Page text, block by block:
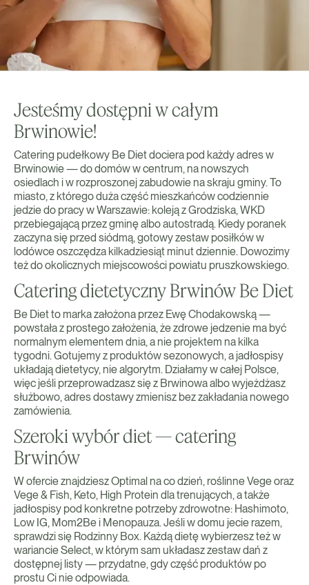
Jesteśmy dostępni w całym
Brwinowie!
Catering pudełkowy Be Diet dociera pod każdy adres w
Brwinowie — do domów w centrum, na nowszych
osiedlach i w rozproszonej zabudowie na skraju gminy. To
miasto, z którego duża część mieszkańców codziennie
jedzie do pracy w Warszawie: koleją z Grodziska, WKD
przebiegającą przez gminę albo autostradą. Kiedy poranek
zaczyna się przed siódmą, gotowy zestaw posiłków w
lodówce oszczędza kilkadziesiąt minut dziennie. Dowozimy
też do okolicznych miejscowości powiatu pruszkowskiego.
Catering dietetyczny Brwinów Be Diet
Be Diet to marka założona przez Ewę Chodakowską —
powstała z prostego założenia, że zdrowe jedzenie ma być
normalnym elementem dnia, a nie projektem na kilka
tygodni. Gotujemy z produktów sezonowych, a jadłospisy
układają dietetycy, nie algorytm. Działamy w całej Polsce,
więc jeśli przeprowadzasz się z Brwinowa albo wyjeżdżasz
służbowo, adres dostawy zmienisz bez zakładania nowego
zamówienia.
Szeroki wybór diet — catering
Brwinów
W ofercie znajdziesz Optimal na co dzień, roślinne Vege oraz
Vege & Fish, Keto, High Protein dla trenujących, a także
jadłospisy pod konkretne potrzeby zdrowotne: Hashimoto,
Low IG, Mom2Be i Menopauza. Jeśli w domu jecie razem,
sprawdzi się Rodzinny Box. Każdą dietę wybierzesz też w
wariancie Select, w którym sam układasz zestaw dań z
dostępnej listy — przydatne, gdy część produktów po
prostu Ci nie odpowiada.